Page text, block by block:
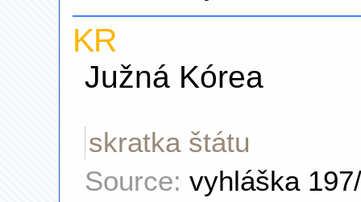
KR
Južná Kórea
skratka štátu
Source: vyhláška